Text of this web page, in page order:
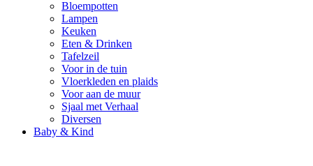
Bloempotten
Lampen
Keuken
Eten & Drinken
Tafelzeil
Voor in de tuin
Vloerkleden en plaids
Voor aan de muur
Sjaal met Verhaal
Diversen
Baby & Kind